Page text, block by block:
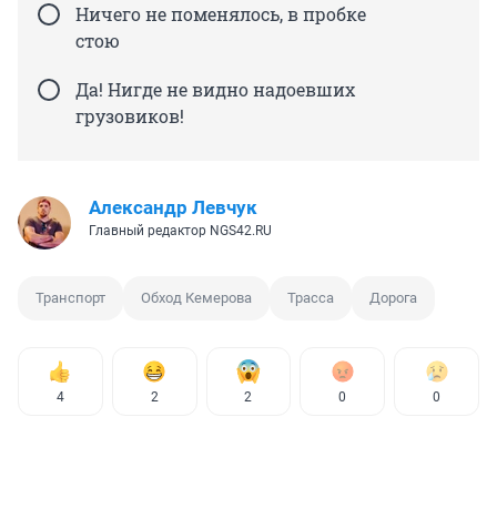
Ничего не поменялось, в пробке
стою
Да! Нигде не видно надоевших
грузовиков!
Александр Левчук
Главный редактор NGS42.RU
Транспорт Обход Кемерова Трасса Дорога
4 2 2 0 0